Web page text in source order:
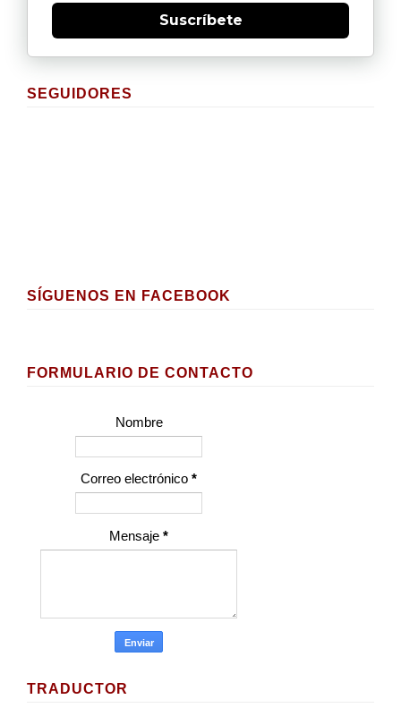
Suscríbete
SEGUIDORES
SÍGUENOS EN FACEBOOK
FORMULARIO DE CONTACTO
Nombre
Correo electrónico *
Mensaje *
TRADUCTOR